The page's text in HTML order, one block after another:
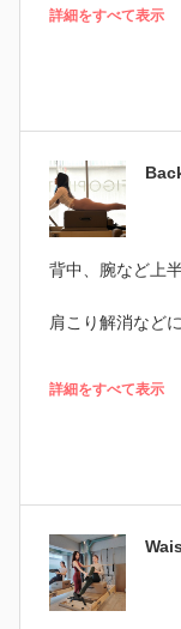
詳細をすべて表示
背中、腕など上
肩こり解消など
詳細をすべて表示